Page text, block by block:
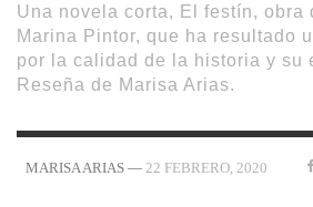
Una novela corta, El festín, obra
Marina Pintor, que ha resultado
por la calidad de la historia y su
Reseña de Marisa Arias.
MARISA ARIAS — 22 FEBRERO, 2020